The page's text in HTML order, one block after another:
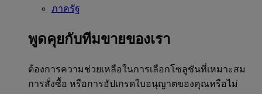
ภาครัฐ
พูดคุยกับทีมขายของเรา
ต้องการความช่วยเหลือในการเลือกโซลูชันที่เหมาะสม
การสั่งซื้อ หรือการอัปเกรดใบอนุญาตของคุณหรือไม่